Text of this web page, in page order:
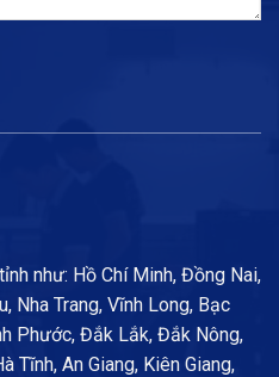
như: Hồ Chí Minh, Đồng Nai,
Nha Trang, Vĩnh Long, Bạc
Phước, Đắk Lắk, Đắk Nông,
Tĩnh, An Giang, Kiên Giang,